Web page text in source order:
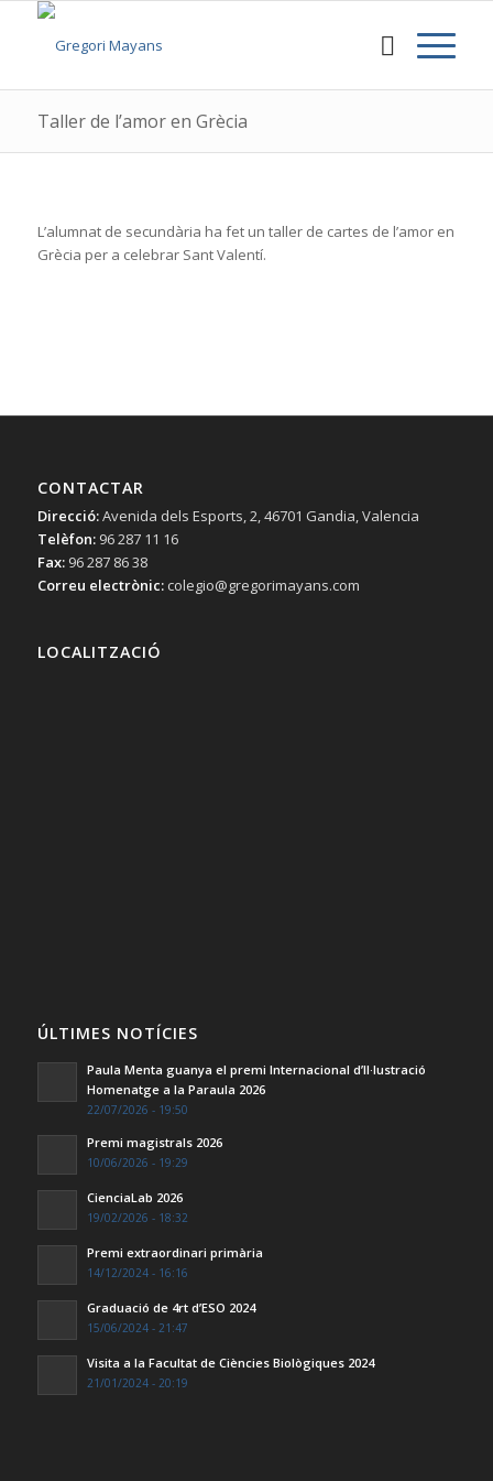
Taller de l’amor en Grècia
L’alumnat de secundària ha fet un taller de cartes de l’amor en
Grècia per a celebrar Sant Valentí.
CONTACTAR
Direcció:Avenida dels Esports, 2, 46701 Gandia, Valencia
Telèfon:96 287 11 16
Fax:96 287 86 38
Correu electrònic:colegio@gregorimayans.com
LOCALITZACIÓ
ÚLTIMES NOTÍCIES
Paula Menta guanya el premi Internacional d’Il·lustració
Homenatge a la Paraula 2026
22/07/2026 - 19:50
Premi magistrals 2026
10/06/2026 - 19:29
CienciaLab 2026
19/02/2026 - 18:32
Premi extraordinari primària
14/12/2024 - 16:16
Graduació de 4rt d’ESO 2024
15/06/2024 - 21:47
Visita a la Facultat de Ciències Biològiques 2024
21/01/2024 - 20:19